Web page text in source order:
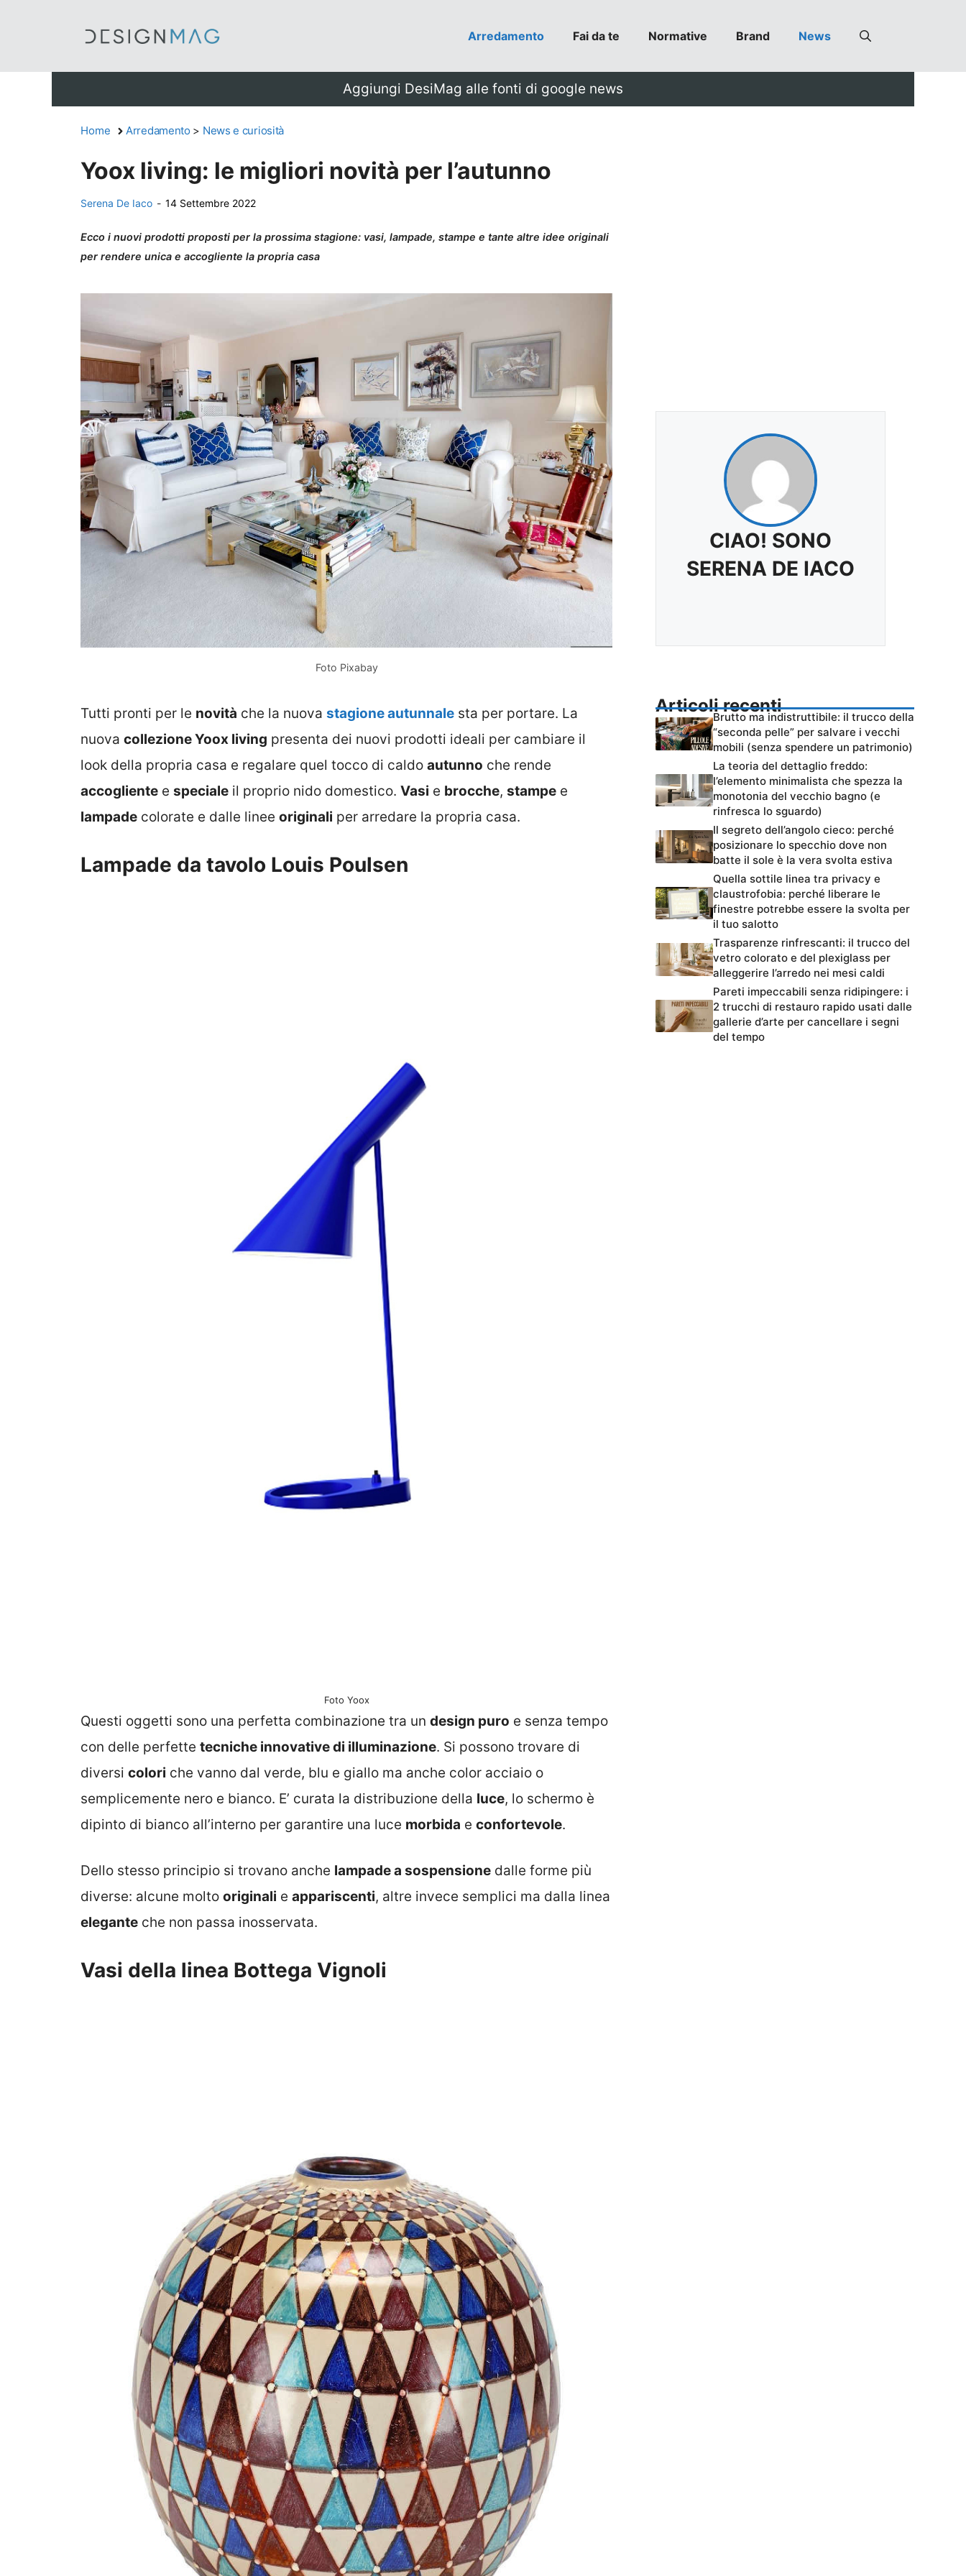
Arredamento Fai da te Normative Brand News
Aggiungi DesiMag alle fonti di google news
Home Arredamento > News e curiosità
Yoox living: le migliori novità per l’autunno
Serena De Iaco - 14 Settembre 2022
Ecco i nuovi prodotti proposti per la prossima stagione: vasi, lampade, stampe e tante altre idee originali
per rendere unica e accogliente la propria casa
Foto Pixabay
Tutti pronti per le novità che la nuova stagione autunnale sta per portare. La
nuova collezione Yoox living presenta dei nuovi prodotti ideali per cambiare il
look della propria casa e regalare quel tocco di caldo autunno che rende
accogliente e speciale il proprio nido domestico. Vasi e brocche, stampe e
lampade colorate e dalle linee originali per arredare la propria casa.
Lampade da tavolo Louis Poulsen
Foto Yoox
Questi oggetti sono una perfetta combinazione tra un design puro e senza tempo
con delle perfette tecniche innovative di illuminazione. Si possono trovare di
diversi colori che vanno dal verde, blu e giallo ma anche color acciaio o
semplicemente nero e bianco. E’ curata la distribuzione della luce, lo schermo è
dipinto di bianco all’interno per garantire una luce morbida e confortevole.
Dello stesso principio si trovano anche lampade a sospensione dalle forme più
diverse: alcune molto originali e appariscenti, altre invece semplici ma dalla linea
elegante che non passa inosservata.
Vasi della linea Bottega Vignoli
CIAO! SONO
SERENA DE IACO
Articoli recenti
Brutto ma indistruttibile: il trucco della
“seconda pelle” per salvare i vecchi
mobili (senza spendere un patrimonio)
La teoria del dettaglio freddo:
l’elemento minimalista che spezza la
monotonia del vecchio bagno (e
rinfresca lo sguardo)
Il segreto dell’angolo cieco: perché
posizionare lo specchio dove non
batte il sole è la vera svolta estiva
Quella sottile linea tra privacy e
claustrofobia: perché liberare le
finestre potrebbe essere la svolta per
il tuo salotto
Trasparenze rinfrescanti: il trucco del
vetro colorato e del plexiglass per
alleggerire l’arredo nei mesi caldi
Pareti impeccabili senza ridipingere: i
2 trucchi di restauro rapido usati dalle
gallerie d’arte per cancellare i segni
del tempo